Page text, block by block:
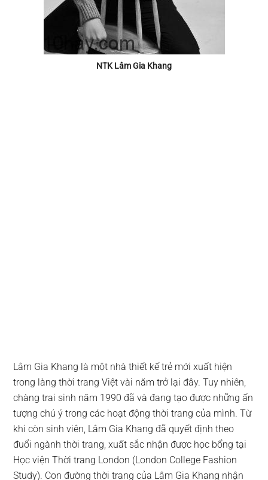
NTK Lâm Gia Khang
Lâm Gia Khang là một nhà thiết kế trẻ mới xuất hiện
trong làng thời trang Việt vài năm trở lại đây. Tuy nhiên,
chàng trai sinh năm 1990 đã và đang tạo được những ấn
tượng chú ý trong các hoạt động thời trang của mình. Từ
khi còn sinh viên, Lâm Gia Khang đã quyết định theo
đuổi ngành thời trang, xuất sắc nhận được học bổng tại
Học viện Thời trang London (London College Fashion
Study). Con đường thời trang của Lâm Gia Khang nhận